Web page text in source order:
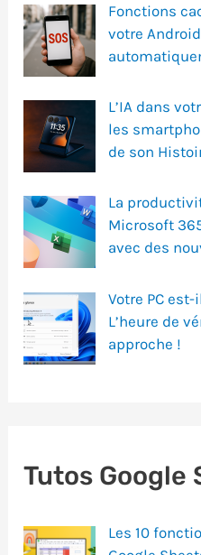
Fonctions
votre
L’IA dans
les
de son
La
Microsoft
avec des
Votre PC
L’heure de
approche !
Tutos Google
Les 10